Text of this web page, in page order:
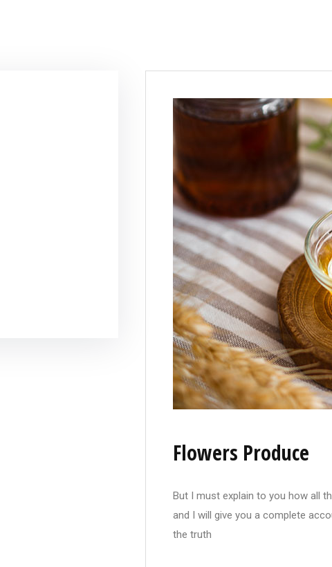
Flowers Produce
But I must explain to you how all
and I will give you a complete
the truth